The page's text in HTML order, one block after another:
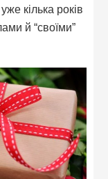
кілька років
й “своїми”